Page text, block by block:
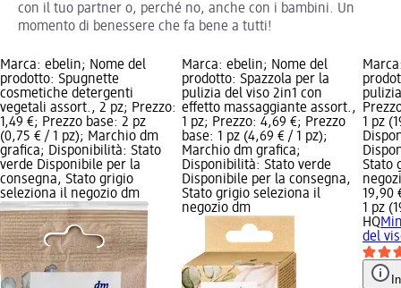
con il tuo partner o, perché no, anche con i bambini. Un
momento di benessere che fa bene a tutti!
Marca: ebelin; Nome del
prodotto: Spugnette
cosmetiche detergenti
vegetali assort., 2 pz; Prezzo:
1,49 €; Prezzo base: 2 pz
(0,75 € / 1 pz); Marchio dm
grafica; Disponibilità: Stato
verde Disponibile per la
consegna, Stato grigio
seleziona il negozio dm
Marca: ebelin; Nome del
prodotto: Spazzola per la
pulizia del viso 2in1 con
effetto massaggiante assort.,
1 pz; Prezzo: 4,69 €; Prezzo
base: 1 pz (4,69 € / 1 pz);
Marchio dm grafica;
Disponibilità: Stato verde
Disponibile per la consegna,
Stato grigio seleziona il
negozio dm
1 pz
Stato
19,90
1 pz
HQ
del